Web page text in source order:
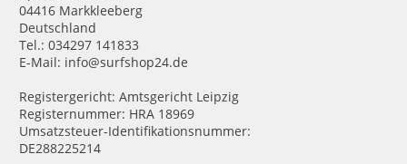
04416 Markkleeberg
Deutschland
Tel.: 034297 141833
E-Mail: info@surfshop24.de
Registergericht: Amtsgericht Leipzig
Registernummer: HRA 18969
Umsatzsteuer-Identifikationsnummer:
DE288225214